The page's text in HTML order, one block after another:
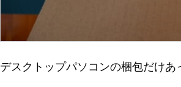
デスクトップパソコンの梱包だけ